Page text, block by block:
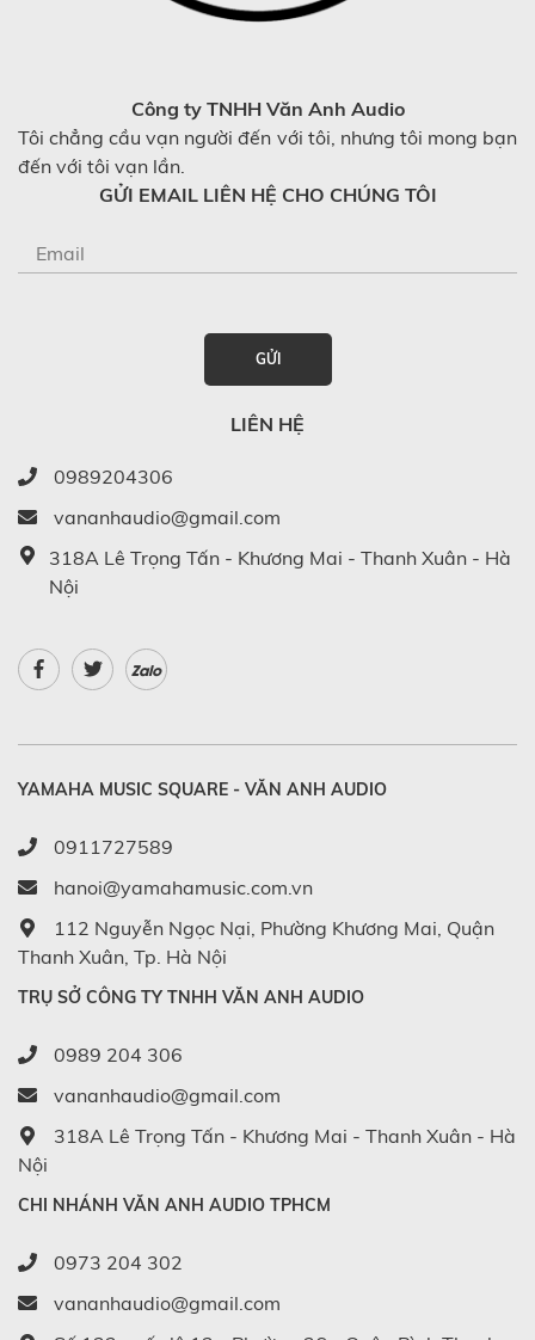
Công ty TNHH Văn Anh Audio
Tôi chẳng cầu vạn người đến với tôi, nhưng tôi mong bạn
đến với tôi vạn lần.
GỬI EMAIL LIÊN HỆ CHO CHÚNG TÔI
GỬI
LIÊN HỆ
0989204306
vananhaudio@gmail.com
318A Lê Trọng Tấn - Khương Mai - Thanh Xuân - Hà
Nội
Zalo
YAMAHA MUSIC SQUARE - VĂN ANH AUDIO
0911727589
hanoi@yamahamusic.com.vn
112 Nguyễn Ngọc Nại, Phường Khương Mai, Quận
Thanh Xuân, Tp. Hà Nội
TRỤ SỞ CÔNG TY TNHH VĂN ANH AUDIO
0989 204 306
vananhaudio@gmail.com
318A Lê Trọng Tấn - Khương Mai - Thanh Xuân - Hà
Nội
CHI NHÁNH VĂN ANH AUDIO TPHCM
0973 204 302
vananhaudio@gmail.com